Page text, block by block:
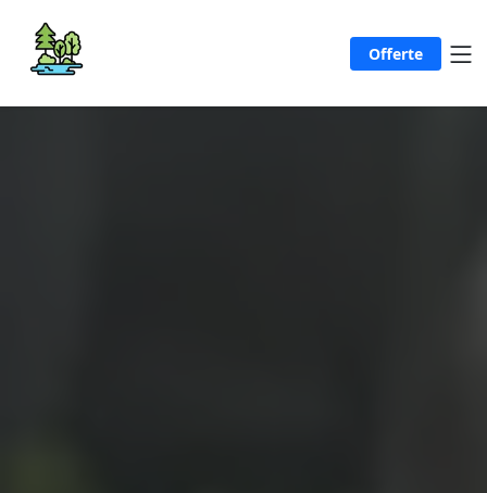
Offerte